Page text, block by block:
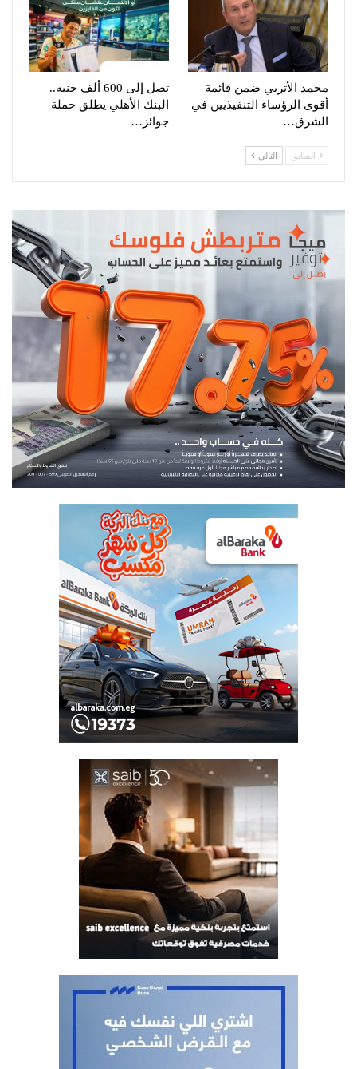
محمد الأتربي ضمن قائمة
أقوى الرؤساء التنفيذيين في
الشرق…
تصل إلى 600 ألف جنيه..
البنك الأهلي يطلق حملة
جوائز…
السابق التالي